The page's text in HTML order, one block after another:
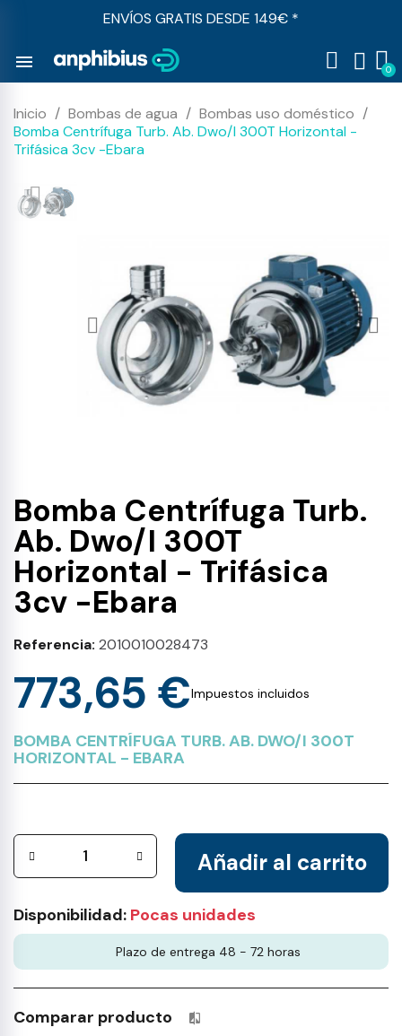
ENVÍOS GRATIS DESDE 149€ *
menu
Inicio Bombas de agua
Bombas uso doméstico
Bomba Centrífuga Turb. Ab. Dwo/I 300T Horizontal -
Trifásica 3cv -Ebara
Bomba Centrífuga Turb.
Ab. Dwo/I 300T
Horizontal - Trifásica
3cv -Ebara
Referencia 2010010028473
773,65 €Impuestos incluidos
BOMBA CENTRÍFUGA TURB. AB. DWO/I 300T
HORIZONTAL - EBARA
Añadir al carrito
Disponibilidad: Pocas unidades
Plazo de entrega 48 - 72 horas
Comparar producto Productos incluidos en tu lista